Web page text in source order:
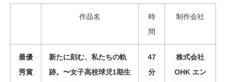
作品名
時
間
制作会社
最優
秀賞
新たに刻む、私たちの軌
跡。〜女子高校球児1期生
47
分
株式会社
OHK エン